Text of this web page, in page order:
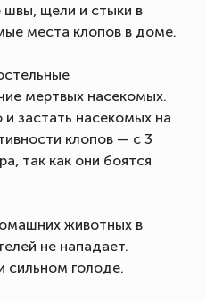
швы, щели и стыки в
места клопов в доме.
мертвых насекомых.
застать насекомых на
клопов — с 3
так как они боятся
животных в
не нападает.
сильном голоде.